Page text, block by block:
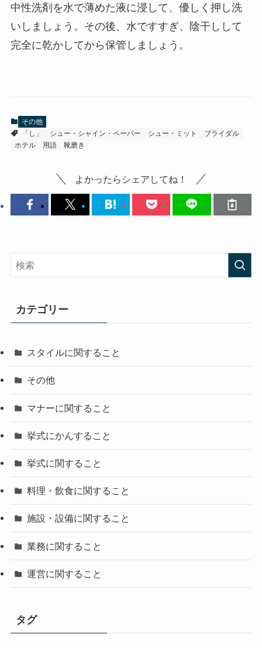
中性洗剤を水で薄めた液に浸して、優しく押し洗
いしましょう。その後、水ですすぎ、陰干しして
完全に乾かしてから保管しましょう。
その他
「し」
シュー・シャイン・ペーパー シュー・ミット
ブライダル
ホテル
用語 靴磨き
よかったらシェアしてね！
カテゴリー
スタイルに関すること
その他
マナーに関すること
挙式にかんすること
挙式に関すること
料理・飲食に関すること
施設・設備に関すること
業務に関すること
運営に関すること
タグ